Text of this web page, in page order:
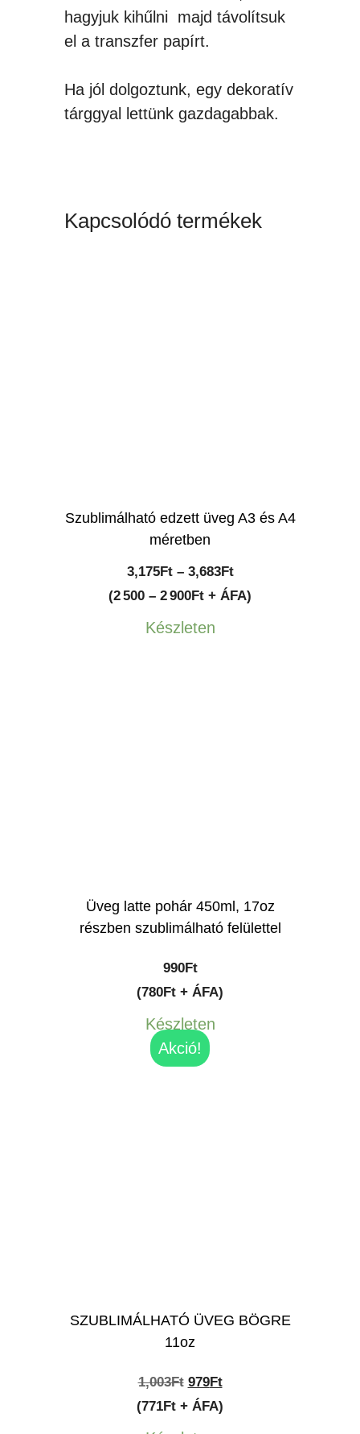
hagyjuk kihűlni majd távolítsuk
el a transzfer papírt.
Ha jól dolgoztunk, egy dekoratív
tárggyal lettünk gazdagabbak.
Kapcsolódó termékek
Szublimálható edzett üveg A3 és A4
méretben
3,175Ft – 3,683FtÁrtartomány:
3,175Ft
(2 500 – 2 900Ft + ÁFA)
Készleten
Üveg latte pohár 450ml, 17oz
részben szublimálható felülettel
990Ft
(780Ft + ÁFA)
Készleten
Akció!
SZUBLIMÁLHATÓ ÜVEG BÖGRE
11oz
1,003Ft Original
price
979FtCurrent
price
(771Ft + ÁFA)